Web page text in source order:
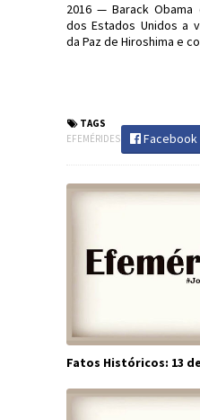
2016 — Barack
dos Estados Unidos a
da Paz de Hiroshima e
TAGS
EFEMÉRIDES
Facebook
Fatos Históricos: 13